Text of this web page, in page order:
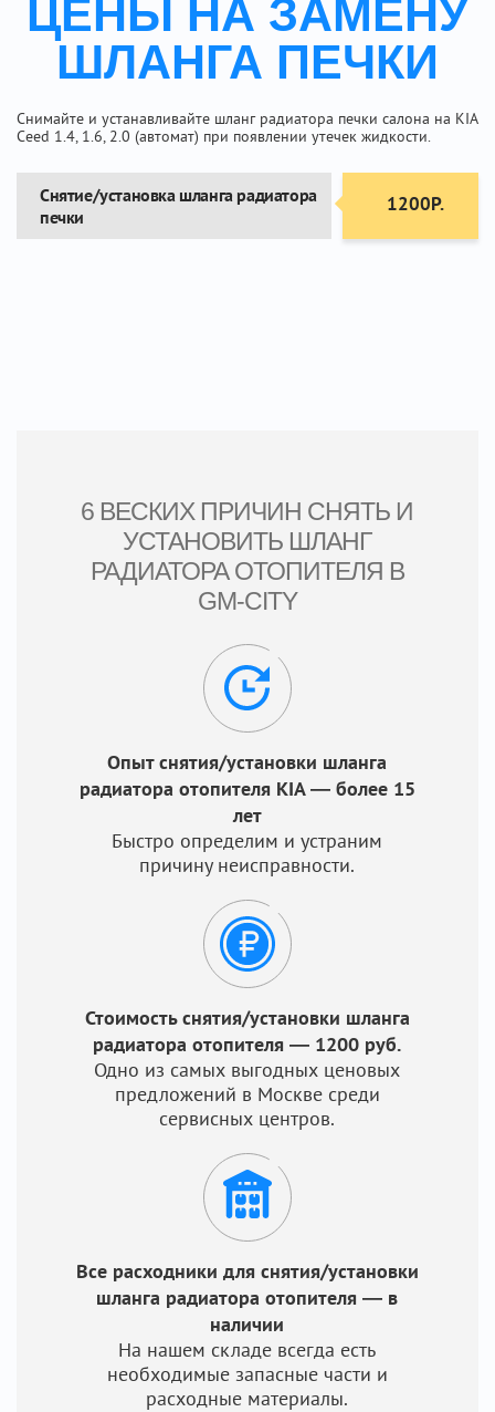
ЦЕНЫ НА ЗАМЕНУ
ШЛАНГА ПЕЧКИ
Снимайте и устанавливайте шланг радиатора печки салона на KIA
Ceed 1.4, 1.6, 2.0 (автомат) при появлении утечек жидкости.
Снятие/установка шланга радиатора
печки
1200Р.
6 ВЕСКИХ ПРИЧИН СНЯТЬ И
УСТАНОВИТЬ ШЛАНГ
РАДИАТОРА ОТОПИТЕЛЯ В
GM-CITY
Опыт снятия/установки шланга
радиатора отопителя KIA — более 15
лет
Быстро определим и устраним
причину неисправности.
Стоимость снятия/установки шланга
радиатора отопителя — 1200 руб.
Одно из самых выгодных ценовых
предложений в Москве среди
сервисных центров.
Все расходники для снятия/установки
шланга радиатора отопителя — в
наличии
На нашем складе всегда есть
необходимые запасные части и
расходные материалы.